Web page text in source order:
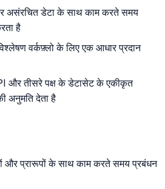
असंरचित डेटा के साथ काम करते समय
है
वर्कफ़्लो के लिए एक आधार प्रदान
और तीसरे पक्ष के डेटासेट के एकीकृत
अनुमति देता है
और प्रारूपों के साथ काम करते समय प्रबंधन